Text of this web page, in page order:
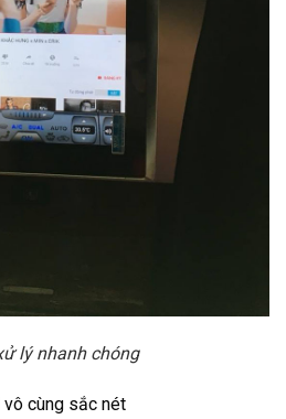
lý nhanh chóng
vô cùng sắc nét